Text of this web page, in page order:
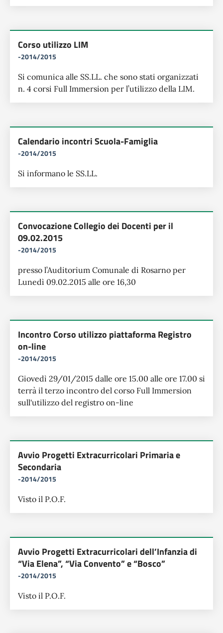
Corso utilizzo LIM
-2014/2015
Si comunica alle SS.LL. che sono stati organizzati
n. 4 corsi Full Immersion per l’utilizzo della LIM.
Calendario incontri Scuola-Famiglia
-2014/2015
Si informano le SS.LL.
Convocazione Collegio dei Docenti per il
09.02.2015
-2014/2015
presso l’Auditorium Comunale di Rosarno per
Lunedì 09.02.2015 alle ore 16,30
Incontro Corso utilizzo piattaforma Registro
on-line
-2014/2015
Giovedì 29/01/2015 dalle ore 15.00 alle ore 17.00 si
terrà il terzo incontro del corso Full Immersion
sull'utilizzo del registro on-line
Avvio Progetti Extracurricolari Primaria e
Secondaria
-2014/2015
Visto il P.O.F.
Avvio Progetti Extracurricolari dell’Infanzia di
“Via Elena”, “Via Convento” e “Bosco”
-2014/2015
Visto il P.O.F.